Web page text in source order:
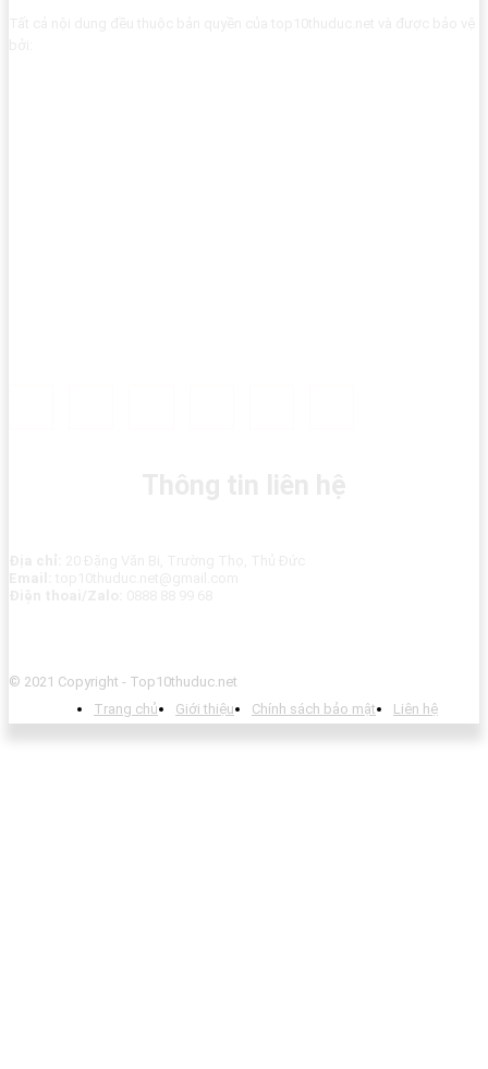
© 2021 Copyright - Top10thuduc.net
Trang chủ
Giới thiệu Chính sách bảo mật Liên hệ